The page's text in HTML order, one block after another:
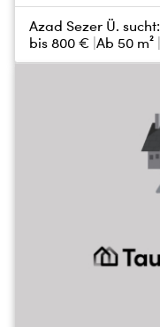
Azad Sezer Ü. sucht:
bis 800 € Ab 50 m²